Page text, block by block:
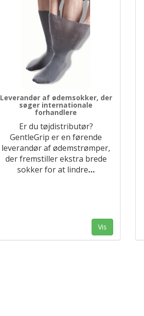
Leverandør af ødemsokker, der
søger internationale
forhandlere
Er du tøjdistributør?
GentleGrip er en førende
leverandør af ødemstrømper,
der fremstiller ekstra brede
sokker for at lindre…
Vis